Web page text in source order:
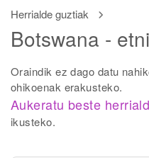
Herrialde guztiak
Botswana -
Oraindik ez dago datu
ohikoenak erakusteko.
Aukeratu beste
ikusteko.